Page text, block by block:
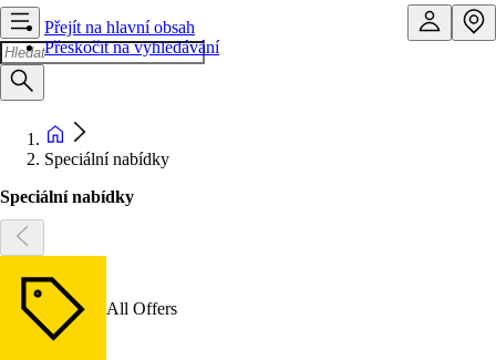
Přejít na hlavní obsah
Přeskočit na vyhledávání
Speciální nabídky
Speciální nabídky
All Offers